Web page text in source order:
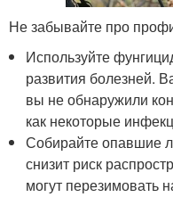
Не забывайте про
Используйте
развития болезней.
вы не обнаружили
как некоторые
Собирайте опавшие
снизит риск
могут перезимовать